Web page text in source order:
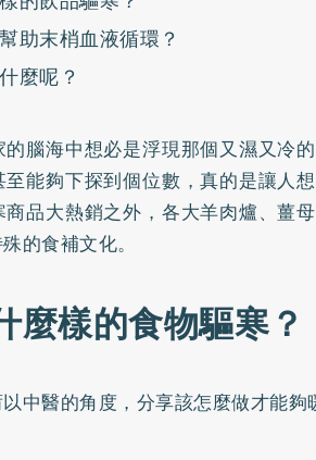
助末梢血液循環？
麼呢？
腦海中想必是浮現那個又濕又冷
能夠下探到個位數，真的是讓人
品大熱銷之外，各大羊肉爐、薑
的食補文化。
麼樣的食物驅寒？
中醫的角度，分享該怎麼做才能夠